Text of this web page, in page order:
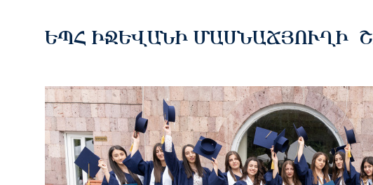
ԵՊՀ ԻՋԵՎԱՆԻ ՄԱՍՆԱՃՅՈՒՂԻ